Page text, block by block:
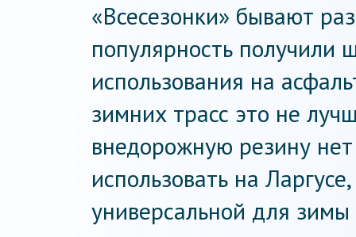
«Всесезонки» бывают
популярность
использования на
зимних трасс это не
внедорожную резину
использовать на
универсальной для зимы